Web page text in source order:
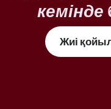
кемінде
Жиі